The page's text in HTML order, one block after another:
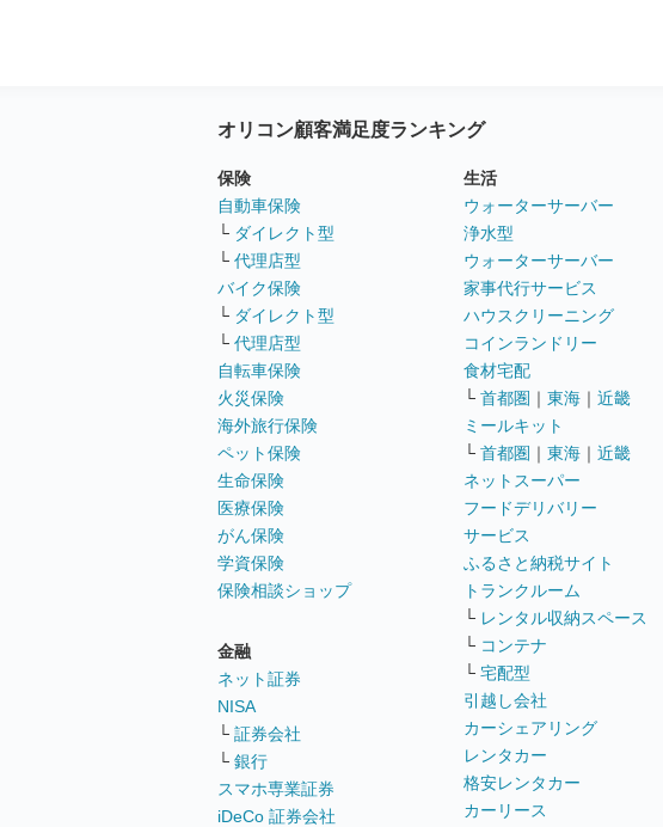
オリコン顧客満足度ランキング
保険
自動車保険
└ ダイレクト型
└ 代理店型
バイク保険
└ ダイレクト型
└ 代理店型
自転車保険
火災保険
海外旅行保険
ペット保険
生命保険
医療保険
がん保険
学資保険
保険相談ショップ
金融
ネット証券
NISA
└ 証券会社
└ 銀行
スマホ専業証券
iDeCo 証券会社
生活
ウォーターサーバー
浄水型
ウォーターサーバー
家事代行サービス
ハウスクリーニング
コインランドリー
食材宅配
└ 首都圏 ｜ 東海 ｜ 近畿
ミールキット
└ 首都圏 ｜ 東海 ｜ 近畿
ネットスーパー
フードデリバリー
サービス
ふるさと納税サイト
トランクルーム
└ レンタル収納スペース
└ コンテナ
└ 宅配型
引越し会社
カーシェアリング
レンタカー
格安レンタカー
カーリース